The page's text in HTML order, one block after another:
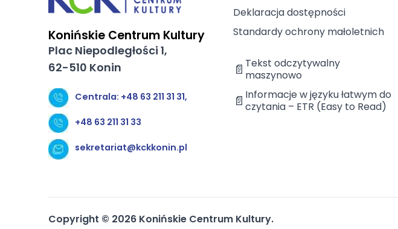
Konińskie Centrum Kultury
Plac Niepodległości 1,
62-510 Konin
Centrala: +48 63 211 31 31,
+48 63 211 31 33
sekretariat@kckkonin.pl
Deklaracja dostępności
Standardy ochrony małoletnich
📄 Tekst odczytywalny
maszynowo
📄 Informacje w języku łatwym do
czytania – ETR (Easy to Read)
Copyright © 2026 Konińskie Centrum Kultury.